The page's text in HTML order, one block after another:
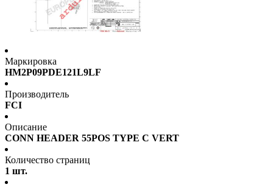
Маркировка
HM2P09PDE121L9LF
Производитель
FCI
Описание
CONN HEADER 55POS TYPE C VERT
Количество страниц
1 шт.